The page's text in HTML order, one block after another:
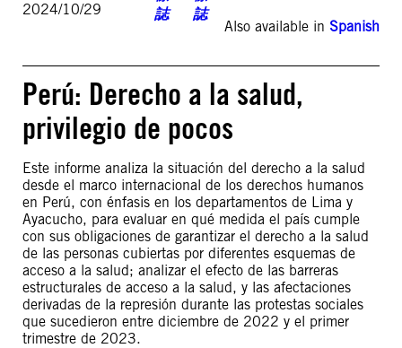
2024/10/29
Also available in Spanish
Perú: Derecho a la salud,
privilegio de pocos
Este informe analiza la situación del derecho a la salud
desde el marco internacional de los derechos humanos
en Perú, con énfasis en los departamentos de Lima y
Ayacucho, para evaluar en qué medida el país cumple
con sus obligaciones de garantizar el derecho a la salud
de las personas cubiertas por diferentes esquemas de
acceso a la salud; analizar el efecto de las barreras
estructurales de acceso a la salud, y las afectaciones
derivadas de la represión durante las protestas sociales
que sucedieron entre diciembre de 2022 y el primer
trimestre de 2023.